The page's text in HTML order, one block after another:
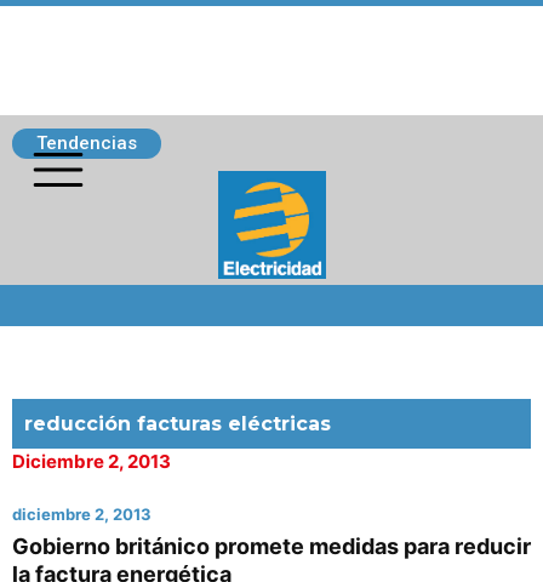
Tendencias
reducción facturas eléctricas
Diciembre 2, 2013
diciembre 2, 2013
Gobierno británico promete medidas para reducir
la factura energética